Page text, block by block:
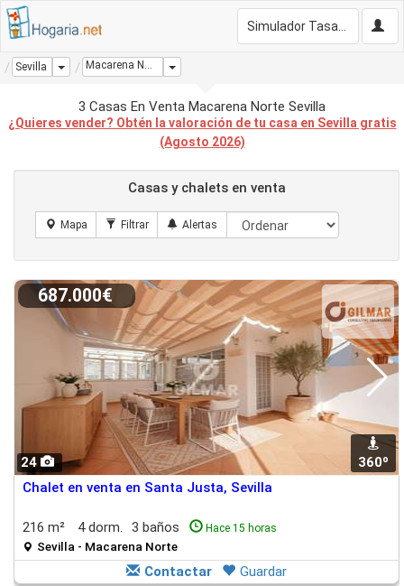
Sevilla Dropdown Macarena Norte Dropdown
3 Casas En Venta Macarena Norte Sevilla
¿Quieres vender? Obtén la valoración de tu casa en Sevilla gratis
(Agosto 2026)
Casas y chalets en venta
24 360º
687.000€
Chalet en venta en Santa Justa, Sevilla
216 m² 4 dorm. 3 baños Hace 15 horas
Sevilla - Macarena Norte
Contactar Guardar